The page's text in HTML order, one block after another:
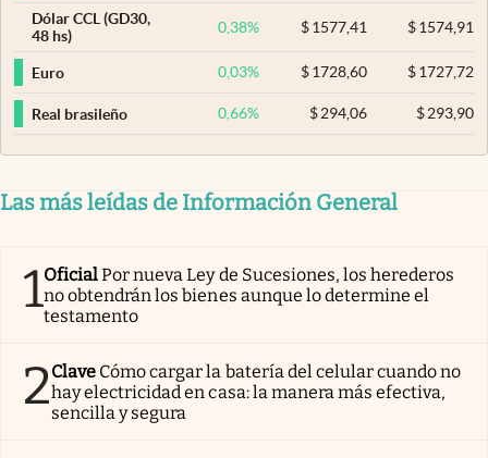
Dólar CCL (GD30,
48 hs)
0,38% $ 1577,41 $1574,91
Euro 0,03% $ 1728,60 $1727,72
Real brasileño 0,66% $294,06 $293,90
Las más leídas de Información General
1OficialPor nueva Ley de Sucesiones, los herederos
no obtendrán los bienes aunque lo determine el
testamento
2Clave Cómo cargar la batería del celular cuando no
hay electricidad en casa: la manera más efectiva,
sencilla y segura